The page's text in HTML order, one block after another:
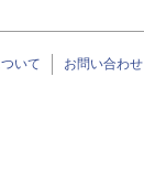
いて お問い合わせ